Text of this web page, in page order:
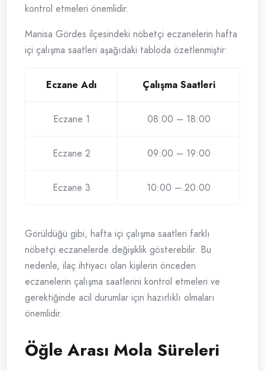
kontrol etmeleri önemlidir.
Manisa Gördes ilçesindeki nöbetçi eczanelerin hafta
içi çalışma saatleri aşağıdaki tabloda özetlenmiştir:
Eczane Adı Çalışma Saatleri
Eczane 1 08:00 – 18:00
Eczane 2 09:00 – 19:00
Eczane 3 10:00 – 20:00
Görüldüğü gibi, hafta içi çalışma saatleri farklı
nöbetçi eczanelerde değişiklik gösterebilir. Bu
nedenle, ilaç ihtiyacı olan kişilerin önceden
eczanelerin çalışma saatlerini kontrol etmeleri ve
gerektiğinde acil durumlar için hazırlıklı olmaları
önemlidir.
Öğle Arası Mola Süreleri